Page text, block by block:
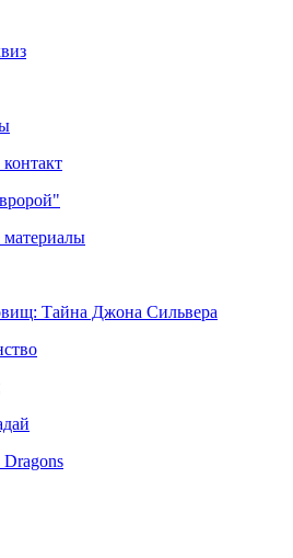
Тайна Джона Сильвера
Dragons